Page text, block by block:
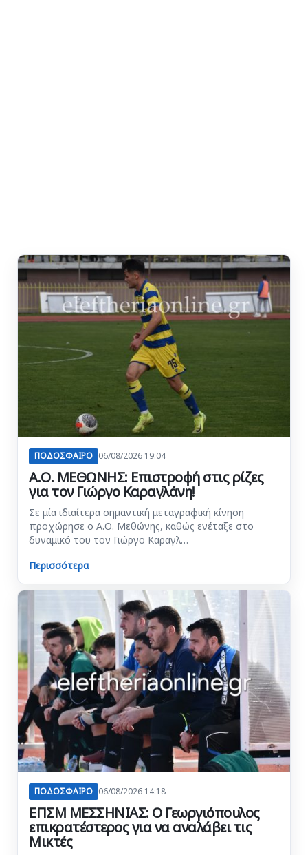
ΠΟΔΟΣΦΑΙΡΟ 06/08/2026 19:04
Α.Ο. ΜΕΘΩΝΗΣ: Επιστροφή στις ρίζες
για τον Γιώργο Καραγλάνη!
Σε μία ιδιαίτερα σημαντική μεταγραφική κίνηση
προχώρησε ο Α.Ο. Μεθώνης, καθώς ενέταξε στο
δυναμικό του τον Γιώργο Καραγλ…
Περισσότερα
ΠΟΔΟΣΦΑΙΡΟ 06/08/2026 14:18
ΕΠΣΜ ΜΕΣΣΗΝΙΑΣ: Ο Γεωργιόπουλος
επικρατέστερος για να αναλάβει τις
Μικτές